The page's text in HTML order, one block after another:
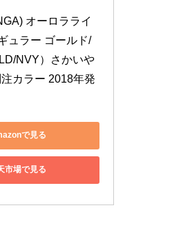
オーロラライ
ュラー ゴールド/
NVY）さかいや
カラー 2018年発
で見る
市場で見る